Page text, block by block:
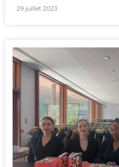
29 juillet 2023